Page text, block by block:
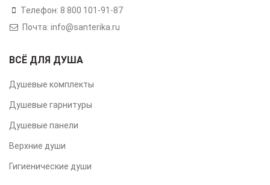
Телефон: 8 800 101-91-87
Почта: info@santerika.ru
ВСЁ ДЛЯ ДУША
Душевые комплекты
Душевые гарнитуры
Душевые панели
Верхние души
Гигиенические души